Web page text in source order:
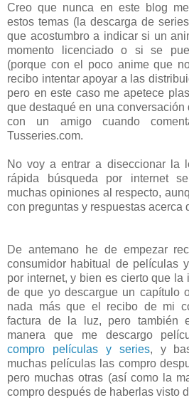
Creo que nunca en este blog
estos temas (la descarga de
que acostumbro a indicar si un
momento licenciado o si se
(porque con el poco anime que
recibo intentar apoyar a las
pero en este caso me apetece
que destaqué en una
con un amigo cuando
Tusseries.com.
No voy a entrar a diseccionar la
rápida búsqueda por internet
muchas opiniones al respecto,
con preguntas y respuestas acerca
De antemano he de empezar
consumidor habitual de películas
por internet, y bien es cierto que la
de que yo descargue un capítulo
nada más que el recibo de mi
factura de la luz, pero también
manera que me descargo
compro películas y series, y
muchas películas las compro
pero muchas otras (así como la
compro después de haberlas visto